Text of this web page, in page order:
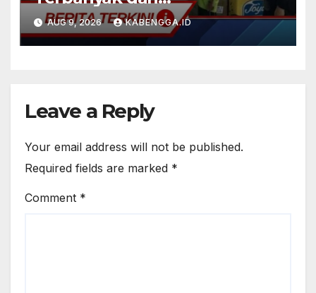
Kemendikdasmen
AUG 9, 2026 KABENGGA.ID
Leave a Reply
Your email address will not be published.
Required fields are marked *
Comment *